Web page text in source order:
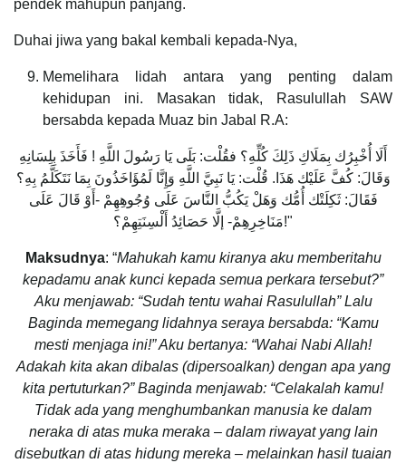
pendek mahupun panjang.
Duhai jiwa yang bakal kembali kepada-Nya,
Memelihara lidah antara yang penting dalam
kehidupan ini. Masakan tidak, Rasulullah SAW
bersabda kepada Muaz bin Jabal R.A:
أَلَا أُخْبِرُك بِمَلَاكِ ذَلِكَ كُلِّهِ؟ فقُلْت: بَلَى يَا رَسُولَ اللَّهِ ! فَأَخَذَ بِلِسَانِهِ
وَقَالَ: كُفَّ عَلَيْك هَذَا. قُلْت: يَا نَبِيَّ اللَّهِ وَإِنَّا لَمُؤَاخَذُونَ بِمَا نَتَكَلَّمُ بِهِ؟
فَقَالَ: ثَكِلَتْك أُمُّك وَهَلْ يَكُبُّ النَّاسَ عَلَى وُجُوهِهِمْ -أَوْ قَالَ عَلَى
مَنَاخِرِهِمْ- إلَّا حَصَائِدُ أَلْسِنَتِهِمْ؟!"
Maksudnya: “Mahukah kamu kiranya aku memberitahu
kepadamu anak kunci kepada semua perkara tersebut?”
Aku menjawab: “Sudah tentu wahai Rasulullah” Lalu
Baginda memegang lidahnya seraya bersabda: “Kamu
mesti menjaga ini!” Aku bertanya: “Wahai Nabi Allah!
Adakah kita akan dibalas (dipersoalkan) dengan apa yang
kita pertuturkan?” Baginda menjawab: “Celakalah kamu!
Tidak ada yang menghumbankan manusia ke dalam
neraka di atas muka meraka – dalam riwayat yang lain
disebutkan di atas hidung mereka – melainkan hasil tuaian